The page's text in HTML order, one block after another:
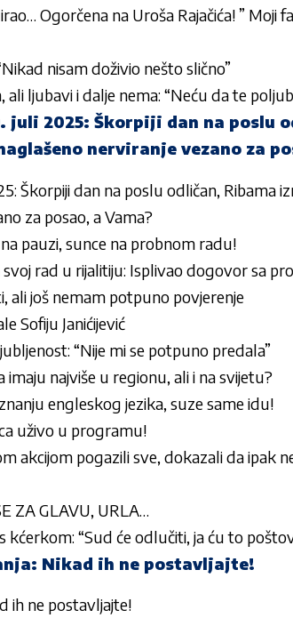
Ogorčena na Uroša Rajačića! ” Moji
nisam doživio nešto slično”
ljubavi i dalje nema: “Neću da te
juli 2025: Škorpiji dan na poslu
nerviranje vezano za
Škorpiji dan na poslu odličan, Ribama
za posao, a Vama?
pauzi, sunce na probnom radu!
rad u rijalitiju: Isplivao dogovor sa
ali još nemam potpuno povjerenje
Sofiju Janićijević
“Nije mi se potpuno predala”
najviše u regionu, ali i na svijetu?
engleskog jezika, suze same idu!
uživo u programu!
akcijom pogazili sve, dokazali da ipak
ZA GLAVU, URLA…
kćerkom: “Sud će odlučiti, ja ću to
Nikad ih ne postavljajte!
ih ne postavljajte!